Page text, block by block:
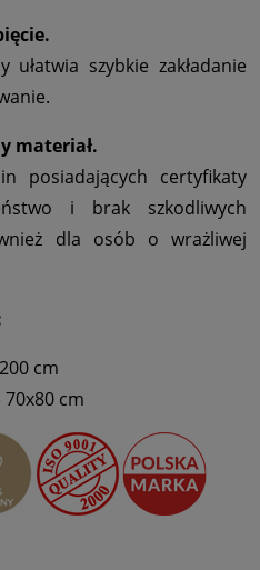
ułatwia szybkie zakładanie
materiał.
posiadających certyfikaty
i brak szkodliwych
dla osób o wrażliwej
cm
70x80 cm